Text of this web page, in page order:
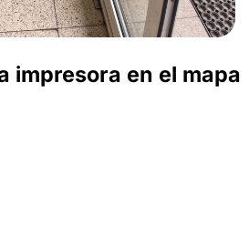
impresora en el mapa